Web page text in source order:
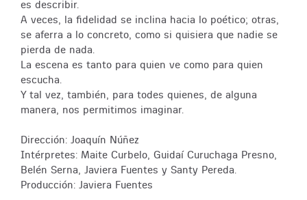
es describir.
A veces, la fidelidad se inclina hacia lo poético; otras,
se aferra a lo concreto, como si quisiera que nadie se
pierda de nada.
La escena es tanto para quien ve como para quien
escucha.
Y tal vez, también, para todes quienes, de alguna
manera, nos permitimos imaginar.
Dirección: Joaquín Núñez
Intérpretes: Maite Curbelo, Guidaí Curuchaga Presno,
Belén Serna, Javiera Fuentes y Santy Pereda.
Producción: Javiera Fuentes